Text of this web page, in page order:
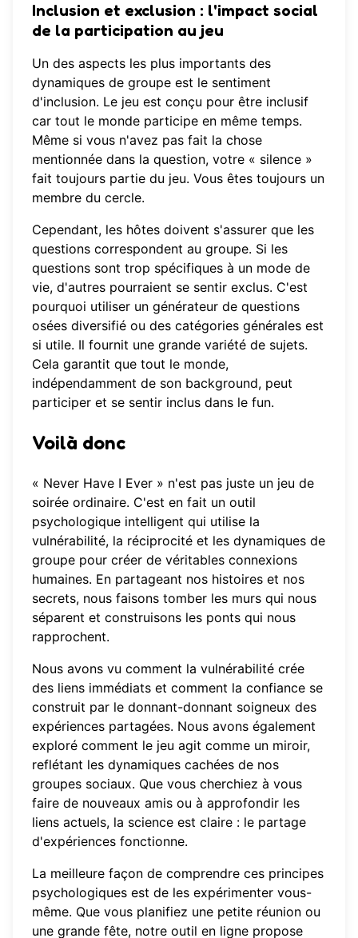
Inclusion et exclusion : l'impact social
de la participation au jeu
Un des aspects les plus importants des
dynamiques de groupe est le sentiment
d'inclusion. Le jeu est conçu pour être inclusif
car tout le monde participe en même temps.
Même si vous n'avez pas fait la chose
mentionnée dans la question, votre « silence »
fait toujours partie du jeu. Vous êtes toujours un
membre du cercle.
Cependant, les hôtes doivent s'assurer que les
questions correspondent au groupe. Si les
questions sont trop spécifiques à un mode de
vie, d'autres pourraient se sentir exclus. C'est
pourquoi utiliser un générateur de questions
osées diversifié ou des catégories générales est
si utile. Il fournit une grande variété de sujets.
Cela garantit que tout le monde,
indépendamment de son background, peut
participer et se sentir inclus dans le fun.
Voilà donc
« Never Have I Ever » n'est pas juste un jeu de
soirée ordinaire. C'est en fait un outil
psychologique intelligent qui utilise la
vulnérabilité, la réciprocité et les dynamiques de
groupe pour créer de véritables connexions
humaines. En partageant nos histoires et nos
secrets, nous faisons tomber les murs qui nous
séparent et construisons les ponts qui nous
rapprochent.
Nous avons vu comment la vulnérabilité crée
des liens immédiats et comment la confiance se
construit par le donnant-donnant soigneux des
expériences partagées. Nous avons également
exploré comment le jeu agit comme un miroir,
reflétant les dynamiques cachées de nos
groupes sociaux. Que vous cherchiez à vous
faire de nouveaux amis ou à approfondir les
liens actuels, la science est claire : le partage
d'expériences fonctionne.
La meilleure façon de comprendre ces principes
psychologiques est de les expérimenter vous-
même. Que vous planifiez une petite réunion ou
une grande fête, notre outil en ligne propose